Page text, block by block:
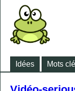
Idées Mots